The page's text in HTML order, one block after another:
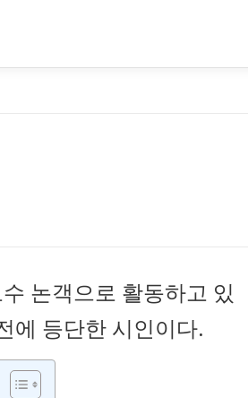
논객으로 활동하고 있
에 등단한 시인이다.